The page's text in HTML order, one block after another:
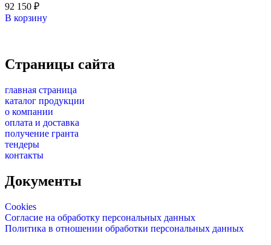
92 150 ₽
В корзину
Страницы сайта
главная страница
каталог продукции
о компании
оплата и доставка
получение гранта
тендеры
контакты
Документы
Cookies
Согласие на обработку персональных данных
Политика в отношении обработки персональных данных